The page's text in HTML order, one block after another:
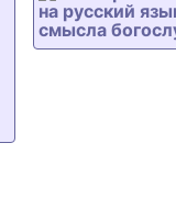
на русский
смысла